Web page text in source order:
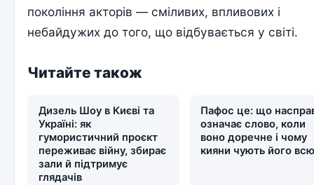
покоління акторів — сміливих, впливових і
небайдужих до того, що відбувається у світі.
Читайте також
Дизель Шоу в Києві та
Україні: як
гумористичний проєкт
переживає війну, збирає
зали й підтримує
глядачів
Пафос це: що
означає слово, коли
воно доречне і чому
кияни чують його